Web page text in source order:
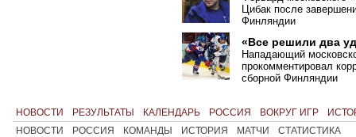
Цибак после
Финляндии
«Все решили два
Нападающий
прокомментировал
сборной Финляндии
НОВОСТИ РЕЗУЛЬТАТЫ КАЛЕНДАРЬ РОССИЯ ВОКРУГ ИГР
НОВОСТИ
РОССИЯ КОМАНДЫ ИСТОРИЯ МАТЧИ СТАТИСТИКА